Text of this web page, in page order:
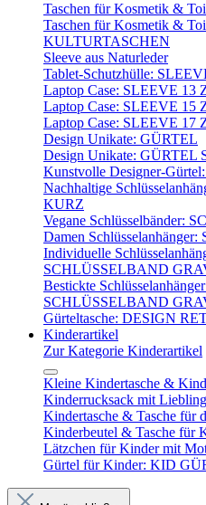
Taschen für Kosmetik &
Taschen für Kosmetik &
KULTURTASCHEN
Sleeve aus Naturleder
Tablet-Schutzhülle:
Laptop Case: SLEEVE 13
Laptop Case: SLEEVE 15
Laptop Case: SLEEVE 17
Design Unikate: GÜRTEL
Design Unikate: GÜRTEL
Kunstvolle Designer-
Nachhaltige
KURZ
Vegane Schlüsselbänder:
Damen
Individuelle
SCHLÜSSELBAND
Bestickte
SCHLÜSSELBAND
Gürteltasche: DESIGN
Kinderartikel
Zur Kategorie Kinderartikel
Kleine Kindertasche &
Kinderrucksack mit
Kindertasche & Tasche für
Kinderbeutel & Tasche
Lätzchen für Kinder mit
Gürtel für Kinder: KID